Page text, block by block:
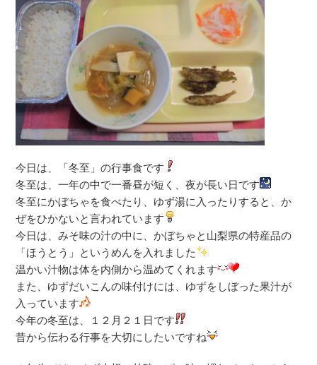
今日は、「冬至」の行事食です
冬至は、一年の中で一番昼が短く、夜が長い日です
冬至にかぼちゃを食べたり、ゆず湯に入ったりすると、か
ぜをひかないと言われています
今日は、みそ味の汁の中に、かぼちゃと山梨県の特産品の
「ほうとう」というめんを入れました
温かい汁物は体を内側から温めてくれます
また、ゆずだいこんの味付けには、ゆずをしぼった果汁が
入っています
今年の冬至は、１２月２１日です
昔から伝わる行事を大切にしたいですね